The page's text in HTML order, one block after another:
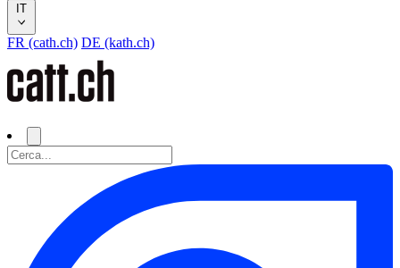
IT
FR (cath.ch) DE (kath.ch)